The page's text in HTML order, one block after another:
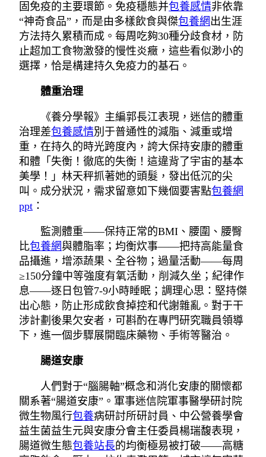
固免疫的主要環節。免疫穩態并包養感情非依靠
“神奇食品”，而是由多樣飲食與傑包養網出生涯
方法持久累積而成。每周吃夠30種分歧食材，防
止超加工食物激發的慢性炎癥，這些看似渺小的
選擇，恰是構建持久免疫力的基石。
體重治理
《養分學報》主編郭長江表現，迷信的體重
治理差包養感情別于普通性的減脂、減重或增
重，在持久的時光跨度內，誇大保持安康的體重
和體「失衡！徹底的失衡！這違背了宇宙的基本
美學！」林天秤抓著她的頭髮，發出低沉的尖
叫。成分狀況，需求留意如下幾個要害點包養網
ppt ：
監測體重——保持正常的BMI、腰圍、腰臀
比包養網與體脂率；均衡炊事——把持高能量食
品攝進，增添蔬果、全谷物；過量活動——每周
≥150分鐘中等強度有氧活動，削減久坐；紀律作
息——逐日包管7-9小時睡眠；調理心思：堅持傑
出心態，防止形成飲食掉控和代謝雜亂。對于干
涉計劃後果欠安者，可斟酌在專門研究職員領導
下，進一個步驟展開臨床藥物、手術等醫治。
腸道安康
人們對于“腦腸軸”概念和消化安康的關懷都
關系著“腸道安康”。軍事迷信院軍事醫學研討院
微生物風行包養病研討所研討員、中公營養學會
益生菌益生元與安康分會主任委員楊瑞馥表現，
腸道微生態包養站長的均衡極易被打破——高糖